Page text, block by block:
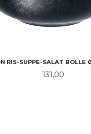
RIS-SUPPE-SALAT BOLLE
Pris
131,00